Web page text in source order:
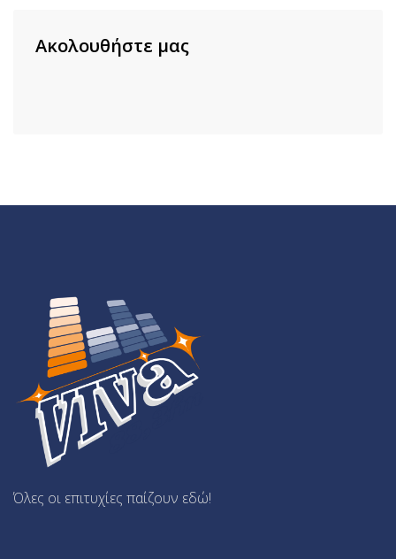
Ακολουθήστε μας
Όλες οι επιτυχίες παίζουν εδώ!